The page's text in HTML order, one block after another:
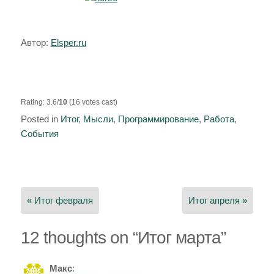
Автор: Elsper.ru
Rating: 3.6/10(16 votes cast)
Posted in Итог, Мысли, Программирование, Работа,
События
по
записям
« Итог февраля Итог апреля »
12 thoughts on “Итог марта”
Макс: